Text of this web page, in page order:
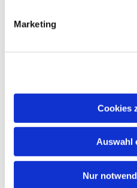
Marketing
Cookies
Auswahl
Nur